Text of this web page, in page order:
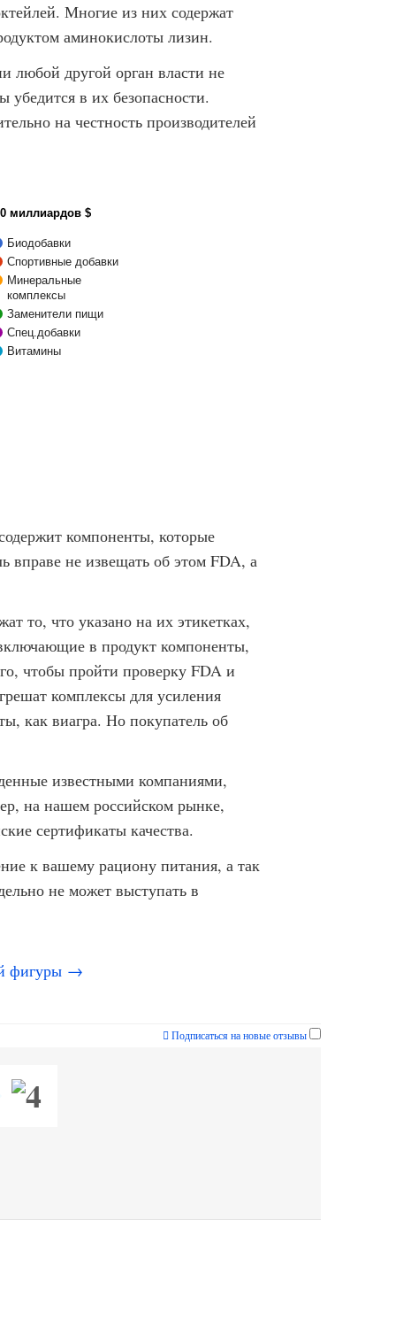
Многие из них содержат
аминокислоты лизин.
другой орган власти не
в их безопасности.
на честность производителей
миллиардов $
Биодобавки
Спортивные добавки
Минеральные
комплексы
Заменители пищи
Спец.добавки
Витамины
компоненты, которые
вправе не извещать об этом FDA, а
то, что указано на их этикетках,
в продукт компоненты,
чтобы пройти проверку FDA и
комплексы для усиления
как виагра. Но покупатель об
известными компаниями,
на нашем российском рынке,
сертификаты качества.
к вашему рациону питания, а так
не может выступать в
фигуры →
Подписаться на новые отзывы